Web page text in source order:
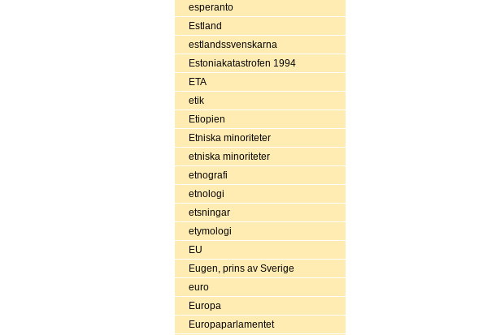
esperanto
Estland
estlandssvenskarna
Estoniakatastrofen 1994
ETA
etik
Etiopien
Etniska minoriteter
etniska minoriteter
etnografi
etnologi
etsningar
etymologi
EU
Eugen, prins av Sverige
euro
Europa
Europaparlamentet